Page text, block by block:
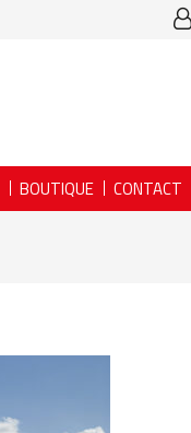
BOUTIQUE CONTACT